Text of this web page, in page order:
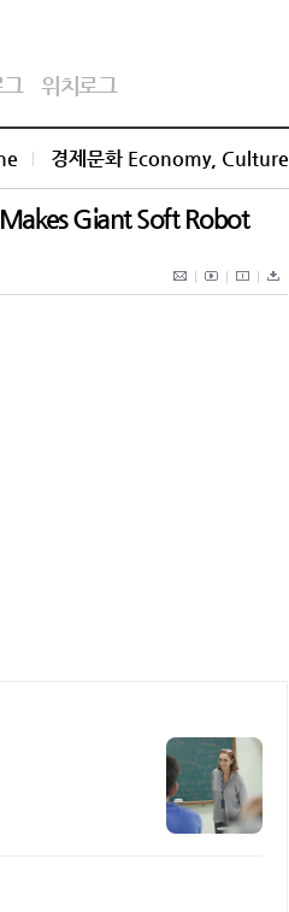
위치로그
경제문화 Economy, Culture
Giant Soft Robot